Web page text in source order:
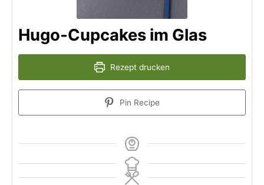
Hugo-Cupcakes im Glas
Rezept drucken
Pin Recipe